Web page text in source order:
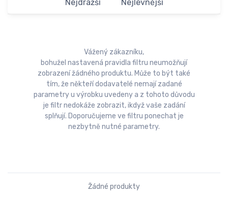
Nejdražší Nejlevnější
Vážený zákazníku,
bohužel nastavená pravidla filtru neumožňují
zobrazení žádného produktu. Může to být také
tím, že někteří dodavatelé nemají zadané
parametry u výrobku uvedeny a z tohoto důvodu
je filtr nedokáže zobrazit, ikdyž vaše zadání
splňují. Doporučujeme ve filtru ponechat je
nezbytně nutné parametry.
Žádné produkty